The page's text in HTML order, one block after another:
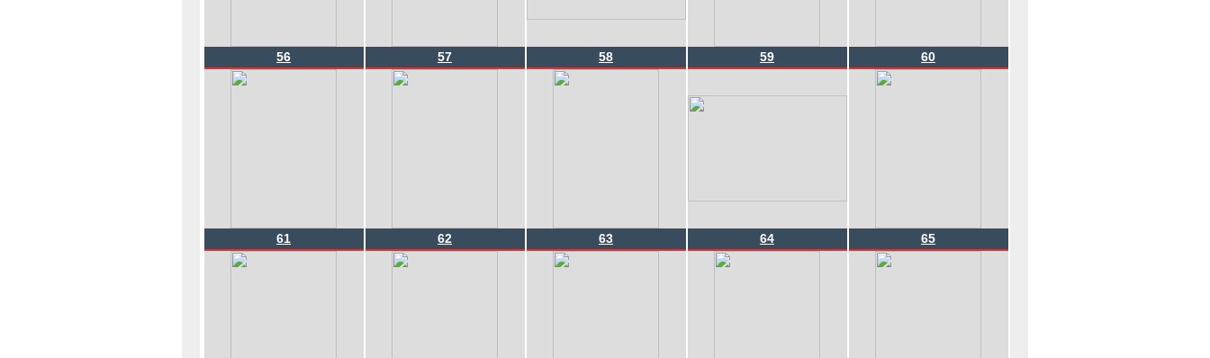
56 57 58 59 60
61 62 63 64 65